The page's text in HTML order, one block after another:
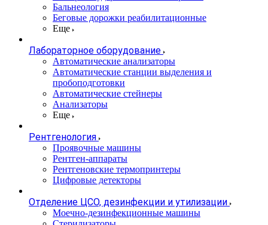
Бальнеология
Беговые дорожки реабилитационные
Еще
Лабораторное оборудование
Автоматические анализаторы
Автоматические станции выделения и
пробоподготовки
Автоматические стейнеры
Анализаторы
Еще
Рентгенология
Проявочные машины
Рентген-аппараты
Рентгеновские термопринтеры
Цифровые детекторы
Отделение ЦСО, дезинфекции и утилизации
Моечно-дезинфекционные машины